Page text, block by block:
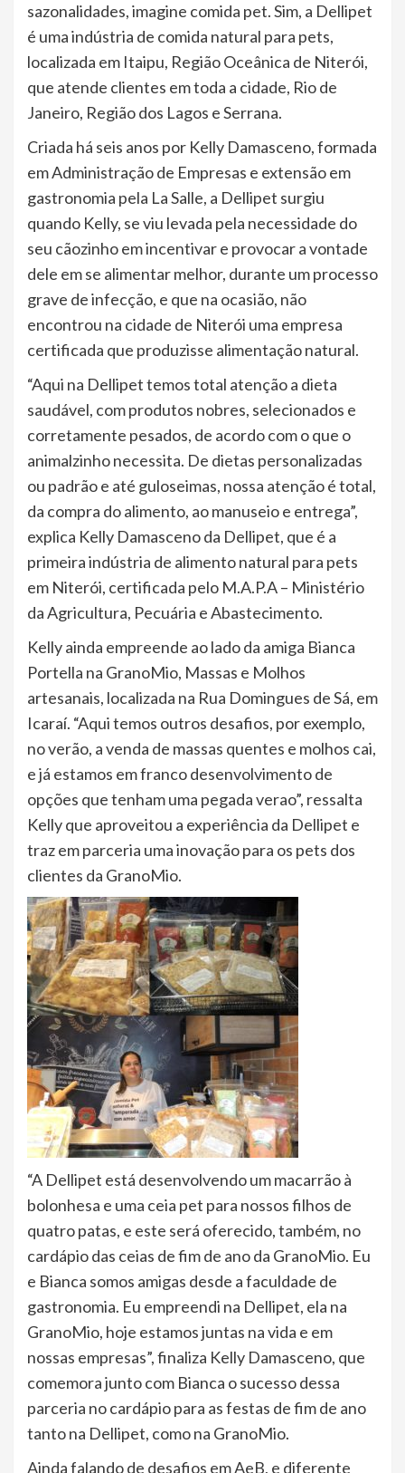
sazonalidades, imagine comida pet. Sim, a Dellipet
é uma indústria de comida natural para pets,
localizada em Itaipu, Região Oceânica de Niterói,
que atende clientes em toda a cidade, Rio de
Janeiro, Região dos Lagos e Serrana.
Criada há seis anos por Kelly Damasceno, formada
em Administração de Empresas e extensão em
gastronomia pela La Salle, a Dellipet surgiu
quando Kelly, se viu levada pela necessidade do
seu cãozinho em incentivar e provocar a vontade
dele em se alimentar melhor, durante um processo
grave de infecção, e que na ocasião, não
encontrou na cidade de Niterói uma empresa
certificada que produzisse alimentação natural.
“Aqui na Dellipet temos total atenção a dieta
saudável, com produtos nobres, selecionados e
corretamente pesados, de acordo com o que o
animalzinho necessita. De dietas personalizadas
ou padrão e até guloseimas, nossa atenção é total,
da compra do alimento, ao manuseio e entrega”,
explica Kelly Damasceno da Dellipet, que é a
primeira indústria de alimento natural para pets
em Niterói, certificada pelo M.A.P.A – Ministério
da Agricultura, Pecuária e Abastecimento.
Kelly ainda empreende ao lado da amiga Bianca
Portella na GranoMio, Massas e Molhos
artesanais, localizada na Rua Domingues de Sá, em
Icaraí. “Aqui temos outros desafios, por exemplo,
no verão, a venda de massas quentes e molhos cai,
e já estamos em franco desenvolvimento de
opções que tenham uma pegada verao”, ressalta
Kelly que aproveitou a experiência da Dellipet e
traz em parceria uma inovação para os pets dos
clientes da GranoMio.
“A Dellipet está desenvolvendo um macarrão à
bolonhesa e uma ceia pet para nossos filhos de
quatro patas, e este será oferecido, também, no
cardápio das ceias de fim de ano da GranoMio. Eu
e Bianca somos amigas desde a faculdade de
gastronomia. Eu empreendi na Dellipet, ela na
GranoMio, hoje estamos juntas na vida e em
nossas empresas”, finaliza Kelly Damasceno, que
comemora junto com Bianca o sucesso dessa
parceria no cardápio para as festas de fim de ano
tanto na Dellipet, como na GranoMio.
Ainda falando de desafios em AeB, e diferente